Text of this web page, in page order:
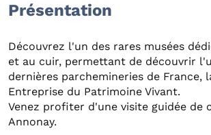
Présentation
Découvrez l'un des rares musées
et au cuir, permettant de découvrir
dernières parchemineries de France,
Entreprise du Patrimoine Vivant.
Venez profiter d'une visite guidée de
Annonay.